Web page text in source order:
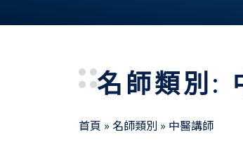
名師類別:
首頁 » 名師類別 » 中醫講師